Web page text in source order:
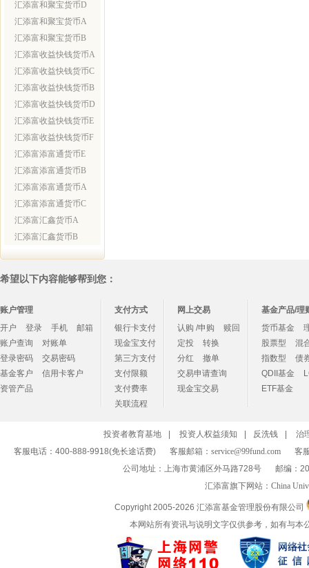
汇添富和聚宝货币D
汇添富和聚宝货币A
汇添富和聚宝货币B
汇添富收益快钱货币A
汇添富收益快钱货币C
汇添富收益快钱货币B
汇添富收益快钱货币D
汇添富收益快钱货币E
汇添富收益快钱货币F
汇添富添富通货币E
汇添富添富通货币B
汇添富添富通货币A
汇添富添富通货币C
汇添富汇鑫货币A
汇添富汇鑫货币B
希望以下内容能够帮到您：
账户管理
开户
登录 手机
邮箱
账户查询
对账单
登录密码
交易密码
基金客户
信用卡客户
资管产品
支付方式
银行卡支付
现金宝支付
第三方支付
支付限额
支付费率
关联流程
网上交易
认购 /申购
赎回
定投
转换
分红
撤单
交易申请查询
现金宝交易
基金产品/理
货币基金
股票型
混
指数型
债
QDII基金
ETF基金
投资者教育基地 投资人权益须知 反洗钱
治
客服电话：400-888-9918(免长途话费)
客服邮箱： service@99fund.com
客
公司地址：上海市黄浦区外马路728号
邮编：
汇添富旗下网站： China
Copyright 2005-2026 汇添富基金管理股份有限公司
本网站所有资讯与说明文字仅供参考，如有与本